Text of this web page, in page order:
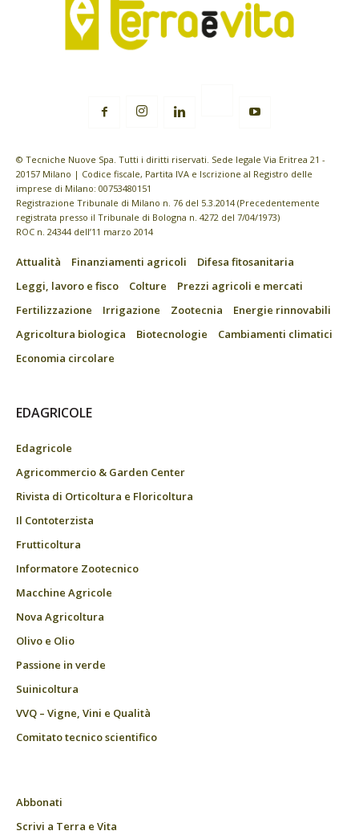
© Tecniche Nuove Spa. Tutti i diritti riservati. Sede legale Via Eritrea 21 -
20157 Milano | Codice fiscale, Partita IVA e Iscrizione al Registro delle
imprese di Milano: 00753480151
Registrazione Tribunale di Milano n. 76 del 5.3.2014 (Precedentemente
registrata presso il Tribunale di Bologna n. 4272 del 7/04/1973)
ROC n. 24344 dell’11 marzo 2014
Attualità Finanziamenti agricoli
Difesa fitosanitaria
Leggi, lavoro e fisco
Colture
Prezzi agricoli e mercati
Fertilizzazione
Irrigazione Zootecnia
Energie rinnovabili
Agricoltura biologica
Biotecnologie
Cambiamenti climatici
Economia circolare
EDAGRICOLE
Edagricole
Agricommercio & Garden Center
Rivista di Orticoltura e Floricoltura
Il Contoterzista
Frutticoltura
Informatore Zootecnico
Macchine Agricole
Nova Agricoltura
Olivo e Olio
Passione in verde
Suinicoltura
VVQ – Vigne, Vini e Qualità
Comitato tecnico scientifico
Abbonati
Scrivi a Terra e Vita